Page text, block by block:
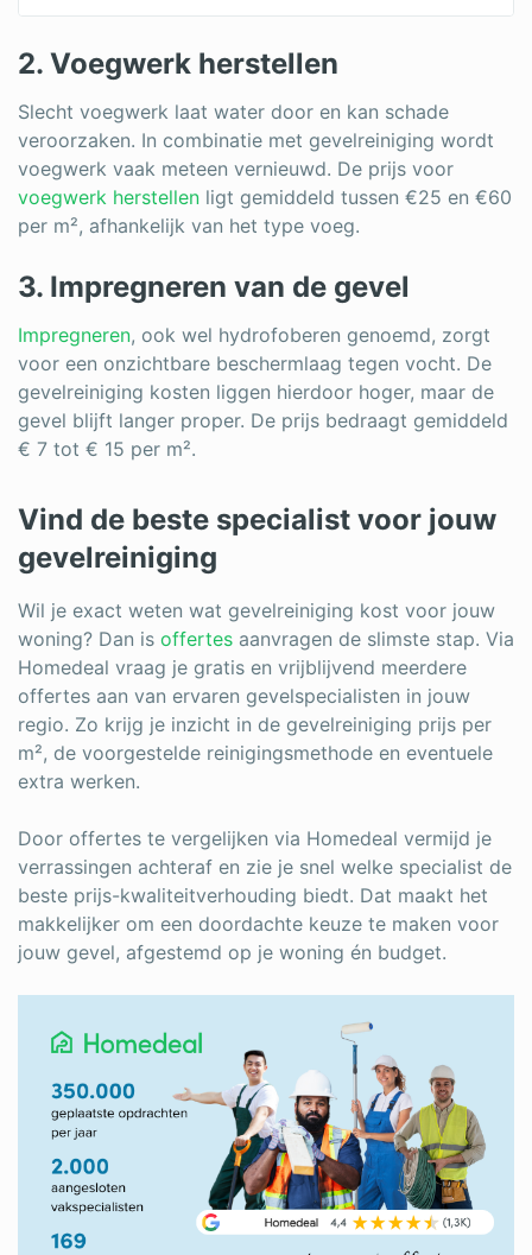
2. Voegwerk herstellen
Slecht voegwerk laat water door en kan schade
veroorzaken. In combinatie met gevelreiniging wordt
voegwerk vaak meteen vernieuwd. De prijs voor
voegwerk herstellen ligt gemiddeld tussen €25 en €60
per m², afhankelijk van het type voeg.
3. Impregneren van de gevel
Impregneren, ook wel hydrofoberen genoemd, zorgt
voor een onzichtbare beschermlaag tegen vocht. De
gevelreiniging kosten liggen hierdoor hoger, maar de
gevel blijft langer proper. De prijs bedraagt gemiddeld
€ 7 tot € 15 per m².
Vind de beste specialist voor jouw
gevelreiniging
Wil je exact weten wat gevelreiniging kost voor jouw
woning? Dan is offertes aanvragen de slimste stap. Via
Homedeal vraag je gratis en vrijblijvend meerdere
offertes aan van ervaren gevelspecialisten in jouw
regio. Zo krijg je inzicht in de gevelreiniging prijs per
m², de voorgestelde reinigingsmethode en eventuele
extra werken.
Door offertes te vergelijken via Homedeal vermijd je
verrassingen achteraf en zie je snel welke specialist de
beste prijs-kwaliteitverhouding biedt. Dat maakt het
makkelijker om een doordachte keuze te maken voor
jouw gevel, afgestemd op je woning én budget.